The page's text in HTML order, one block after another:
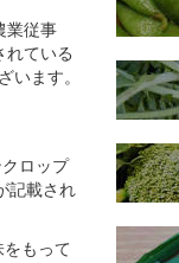
業従事
れている
います。
ロップ
記載され
もって